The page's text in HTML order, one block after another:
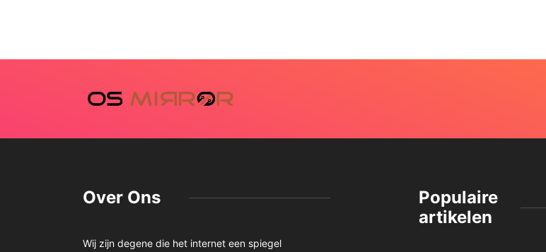
Over Ons
Wij zijn degene die het internet een spiegel
Populaire
artikelen